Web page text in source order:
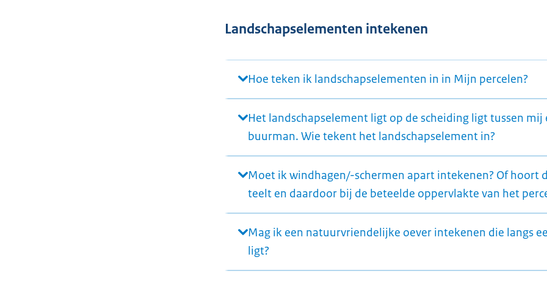
Landschapselementen intekenen
Hoe teken ik landschapselementen in in Mijn percelen?
Het landschapselement ligt op de scheiding ligt tussen mij
buurman. Wie tekent het landschapselement in?
Moet ik windhagen/-schermen apart intekenen? Of hoort
teelt en daardoor bij de beteelde oppervlakte van het
Mag ik een natuurvriendelijke oever intekenen die langs
ligt?